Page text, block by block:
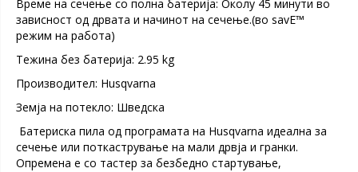
Време на сечење со полна батерија: Околу 45 минути во
зависност од дрвата и начинот на сечење.(во savE™
режим на работа)
Тежина без батерија: 2.95 kg
Производител: Husqvarna
Земја на потекло: Шведска
Батериска пила од програмата на Husqvarna идеална за
сечење или поткастрување на мали дрвја и гранки.
Опремена е со тастер за безбедно стартување,